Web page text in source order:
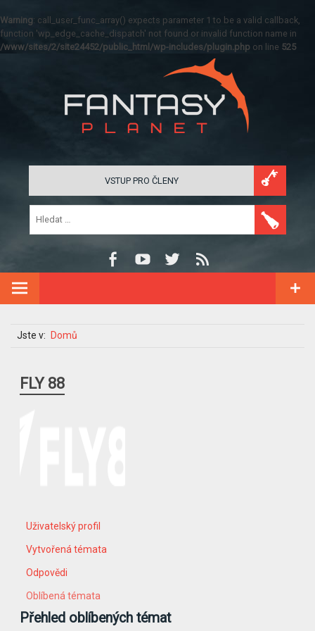
Warning: call_user_func_array() expects parameter 1 to be a valid callback,
function 'wp_edge_cache_dispatch' not found or invalid function name in
/www/sites/2/site24452/public_html/wp-includes/plugin.php on line 525
VSTUP PRO ČLENY
Jste v: Domů
FLY 88
Uživatelský profil
Vytvořená témata
Odpovědi
Oblíbená témata
Přehled oblíbených témat